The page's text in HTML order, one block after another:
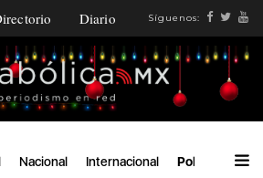
Diario Síguenos:
Nacional Internacional Política